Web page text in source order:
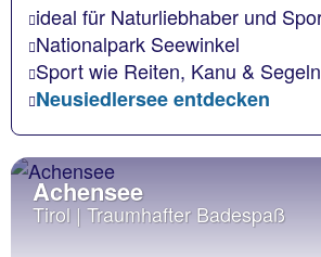
ideal für Naturliebhaber und
Nationalpark Seewinkel
Sport wie Reiten, Kanu & Segeln
Neusiedlersee entdecken
Achensee
Tirol | Traumhafter Badespaß